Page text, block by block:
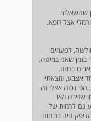
שהשאלות
אצל רופא.
לפעמים
בזמן שאני במיטה.
בחזה.
אצבע, ומצאתי
גבוה אצלי זה
זה בין 90 ל 94. ובזמן שכיבה ו/או
גם לרמות של
הדיפק היה בתחום